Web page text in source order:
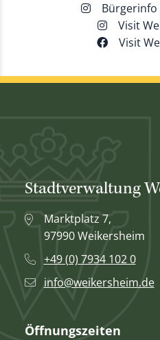
Bürgerinfo
Visit
Visit
Stadtverwaltung
Marktplatz 7,
97990 Weikersheim
+49 (0) 7934 102 0
info@weikersheim.de
Öffnungszeiten